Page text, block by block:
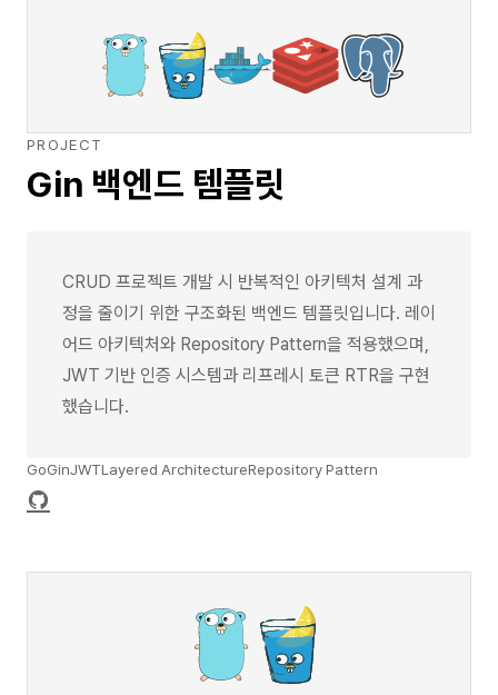
PROJECT
Gin 백엔드 템플릿
CRUD 프로젝트 개발 시 반복적인 아키텍처 설계 과
정을 줄이기 위한 구조화된 백엔드 템플릿입니다. 레이
어드 아키텍처와 Repository Pattern을 적용했으며,
JWT 기반 인증 시스템과 리프레시 토큰 RTR을 구현
했습니다.
GoGinJWTLayered ArchitectureRepository Pattern